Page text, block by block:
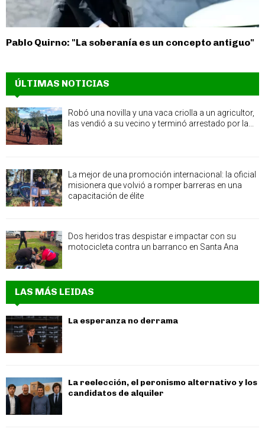
Pablo Quirno: "La soberanía es un concepto antiguo"
ÚLTIMAS NOTICIAS
Robó una novilla y una vaca criolla a un agricultor,
las vendió a su vecino y terminó arrestado por la...
La mejor de una promoción internacional: la oficial
misionera que volvió a romper barreras en una
capacitación de élite
Dos heridos tras despistar e impactar con su
motocicleta contra un barranco en Santa Ana
LAS MÁS LEIDAS
La esperanza no derrama
La reelección, el peronismo alternativo y los
candidatos de alquiler